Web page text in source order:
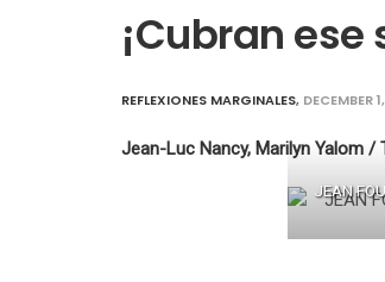
¡Cubran ese
REFLEXIONES MARGINALES, DECEMBER
Jean-Luc Nancy, Marilyn Yalom /
JEAN